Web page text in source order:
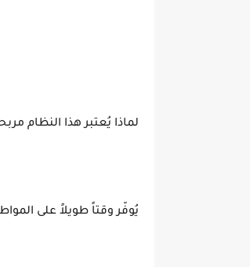
لماذا يُعتبر هذا النظام
يُوفّر وقتاً طويلاً على